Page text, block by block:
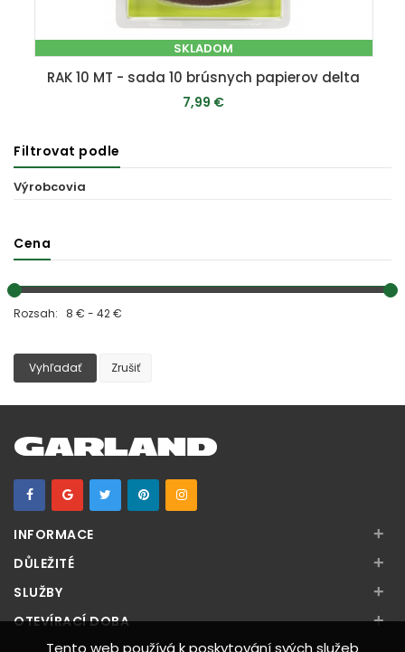
SKLADOM
RAK 10 MT - sada 10 brúsnych papierov delta
7,99 €
Filtrovat podle
Výrobcovia
Cena
Rozsah: 8 € - 42 €
Vyhľadať Zrušiť
INFORMACE +
DŮLEŽITÉ +
SLUŽBY +
OTEVÍRACÍ DOBA +
Tento web používá k poskytování svých služeb